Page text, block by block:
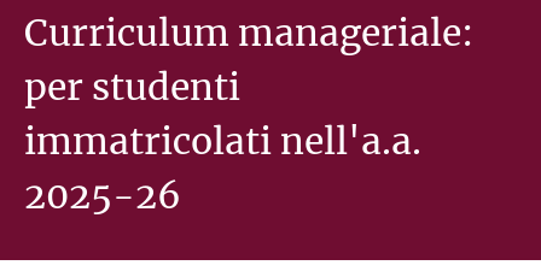
Curriculum manageriale:
per studenti
immatricolati nell'a.a.
2025-26